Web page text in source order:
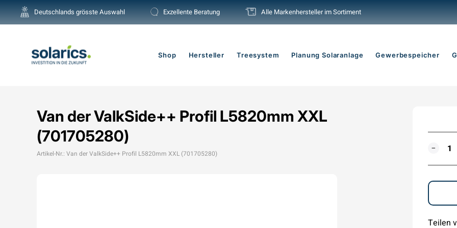
Direkt
zum
Pause
Deutschlands grösste Auswahl Exzellente Beratung Alle Markenhersteller im Sortiment
Shop Hersteller Treesystem Planung Solaranlage Gewerbespeicher
Van der ValkSide++ Profil L5820mm XXL
(701705280)
Artikel-Nr.: Van der ValkSide++ Profil L5820mm XXL (701705280)
MENGE
−
Teilen